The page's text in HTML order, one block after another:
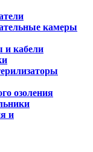
камеры
и кабели
озоления
и